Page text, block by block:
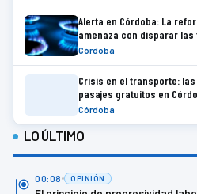
Alerta en Córdoba: La
amenaza con disparar
Córdoba
Crisis en el transporte:
pasajes gratuitos en
Córdoba
LO ÚLTIMO
00:08 OPINIÓN